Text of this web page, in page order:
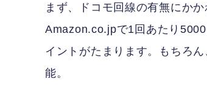
まず、ドコモ回線の有無にか
Amazon.co.jpで1回あたり
イントがたまります。もちろ
能。